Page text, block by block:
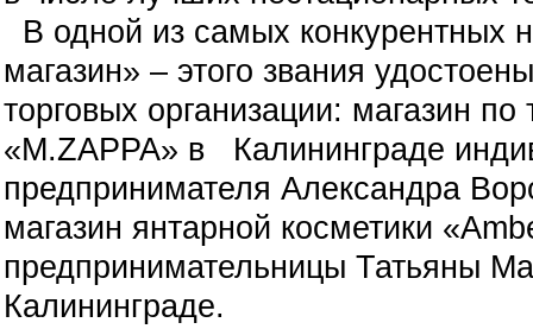
В одной из самых конкурентных
магазин» – этого звания
торговых организации: магазин
«M.ZAPPA» в Калининграде
предпринимателя Александра
магазин янтарной косметики
предпринимательницы Татьяны
Калининграде.